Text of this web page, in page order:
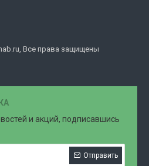
Все права защищены
и акций, подписавшись
Отправить